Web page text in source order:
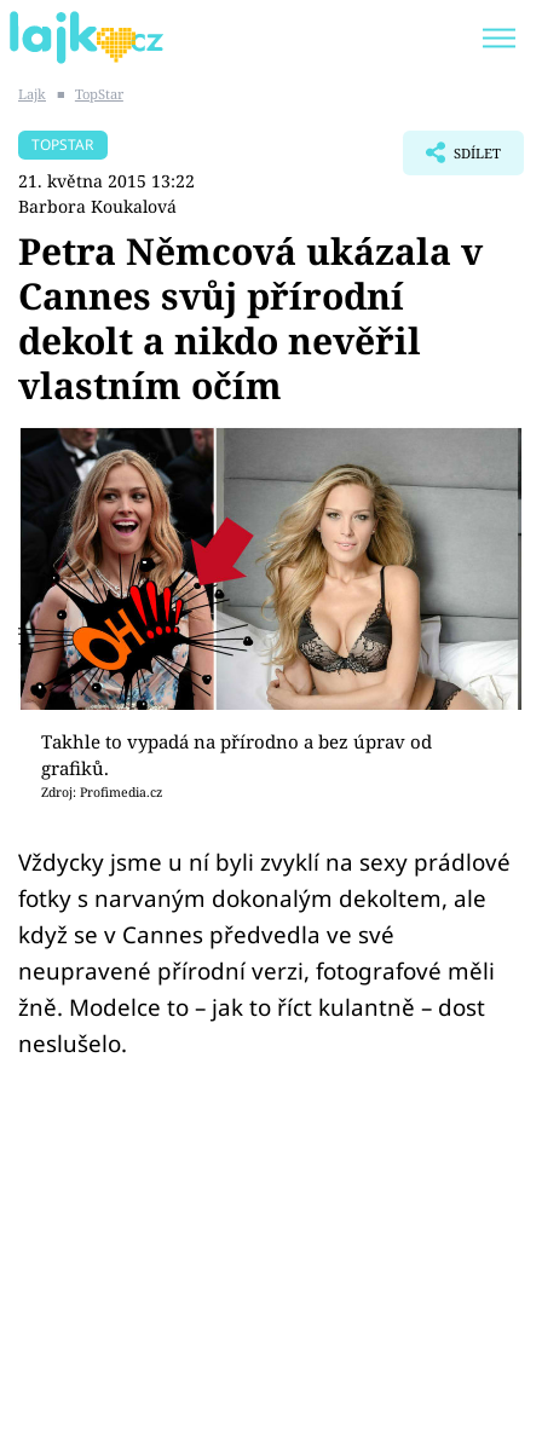
SHOPAHOLICADEL
Témata
Showbyznys
Youtubeři
Virály
Sex a vztahy
Videa
Sledujte prima+
Přihlášení
Lajk ■ TopStar
TOPSTAR
21. května 2015 13:22
Barbora Koukalová
SDÍLET
Petra Němcová ukázala v
Cannes svůj přírodní
dekolt a nikdo nevěřil
vlastním očím
Takhle to vypadá na přírodno a bez úprav od
grafiků.
Zdroj: Profimedia.cz
Vždycky jsme u ní byli zvyklí na sexy prádlové
fotky s narvaným dokonalým dekoltem, ale
když se v Cannes předvedla ve své
neupravené přírodní verzi, fotografové měli
žně. Modelce to – jak to říct kulantně – dost
neslušelo.